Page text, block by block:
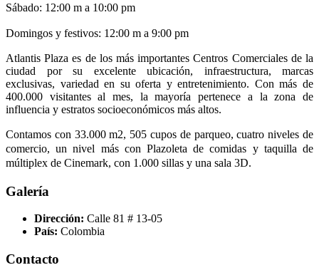
Sábado: 12:00 m a 10:00 pm
Domingos y festivos: 12:00 m a 9:00 pm
Atlantis Plaza es de los más importantes Centros Comerciales de la
ciudad por su excelente ubicación, infraestructura, marcas
exclusivas, variedad en su oferta y entretenimiento. Con más de
400.000 visitantes al mes, la mayoría pertenece a la zona de
influencia y estratos socioeconómicos más altos.
Contamos con 33.000 m2, 505 cupos de parqueo, cuatro niveles de
comercio, un nivel más con Plazoleta de comidas y taquilla de
múltiplex de Cinemark, con 1.000 sillas y una sala 3D.
Galería
Dirección: Calle 81 # 13-05
País: Colombia
Contacto